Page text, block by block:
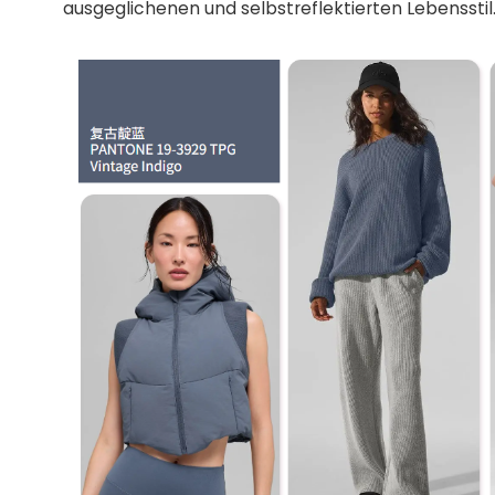
ausgeglichenen und selbstreflektierten Lebensstil.